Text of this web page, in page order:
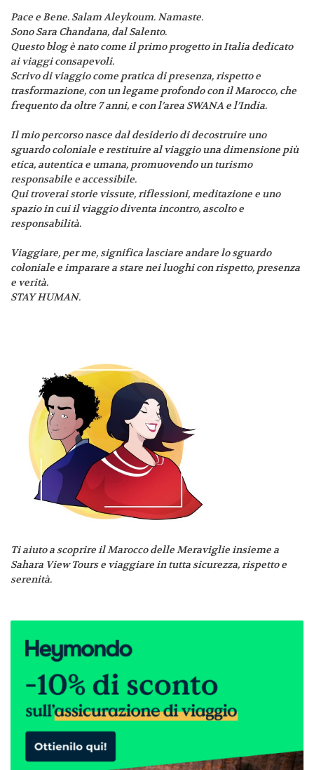
Pace e Bene. Salam Aleykoum. Namaste.
Sono Sara Chandana, dal Salento.
Questo blog è nato come il primo progetto in Italia dedicato
ai viaggi consapevoli.
Scrivo di viaggio come pratica di presenza, rispetto e
trasformazione, con un legame profondo con il Marocco, che
frequento da oltre 7 anni, e con l’area SWANA e l’India.
Il mio percorso nasce dal desiderio di decostruire uno
sguardo coloniale e restituire al viaggio una dimensione più
etica, autentica e umana, promuovendo un turismo
responsabile e accessibile.
Qui troverai storie vissute, riflessioni, meditazione e uno
spazio in cui il viaggio diventa incontro, ascolto e
responsabilità.
Viaggiare, per me, significa lasciare andare lo sguardo
coloniale e imparare a stare nei luoghi con rispetto, presenza
e verità.
STAY HUMAN.
Ti aiuto a scoprire il Marocco delle Meraviglie insieme a
Sahara View Tours e viaggiare in tutta sicurezza, rispetto e
serenità.